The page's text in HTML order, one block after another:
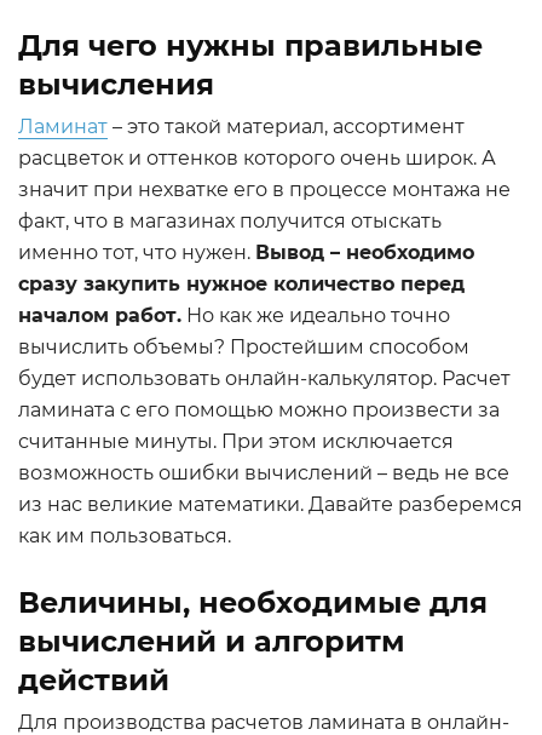
Для чего нужны правильные
вычисления
Ламинат – это такой материал, ассортимент
расцветок и оттенков которого очень широк. А
значит при нехватке его в процессе монтажа не
факт, что в магазинах получится отыскать
именно тот, что нужен. Вывод – необходимо
сразу закупить нужное количество перед
началом работ. Но как же идеально точно
вычислить объемы? Простейшим способом
будет использовать онлайн-калькулятор. Расчет
ламината с его помощью можно произвести за
считанные минуты. При этом исключается
возможность ошибки вычислений – ведь не все
из нас великие математики. Давайте разберемся
как им пользоваться.
Величины, необходимые для
вычислений и алгоритм
действий
Для производства расчетов ламината в онлайн-